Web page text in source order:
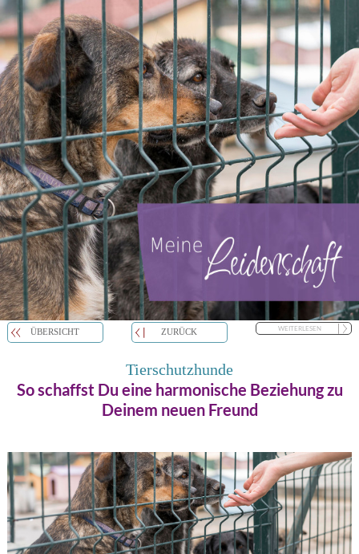
ÜBERSICHT ZURÜCK WEITERLESEN
Tierschutzhunde
So schaffst Du eine harmonische Beziehung zu
Deinem neuen Freund